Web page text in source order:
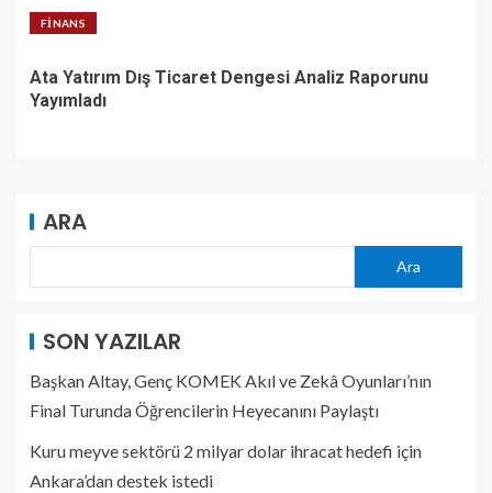
FINANS
Ata Yatırım Dış Ticaret Dengesi Analiz Raporunu
Yayımladı
ARA
Ara
SON YAZILAR
Başkan Altay, Genç KOMEK Akıl ve Zekâ Oyunları’nın
Final Turunda Öğrencilerin Heyecanını Paylaştı
Kuru meyve sektörü 2 milyar dolar ihracat hedefi için
Ankara’dan destek istedi